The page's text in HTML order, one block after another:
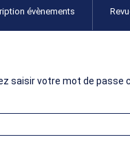
évènements
saisir votre mot de passe